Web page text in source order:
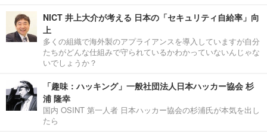
NICT 井上大介が考える 日本の「セキュリティ自給率」向
上
多くの組織で海外製のアプライアンスを導入していますが自分
たちがどんな仕組みで守られているかわかっていないんじゃな
いでしょうか？
「趣味：ハッキング」一般社団法人日本ハッカー協会 杉
浦 隆幸
国内 OSINT 第一人者 日本ハッカー協会の杉浦氏が本気を出し
たら